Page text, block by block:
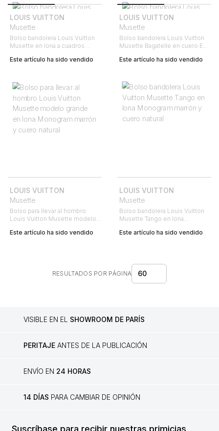
LOUIS VUITTON
Musette
Bolso bandolera Louis Vuitton
Musette en lona a cuadros
Este artículo ha sido vendido
LOUIS VUITTON
Musette
Bolso bandolera Louis Vuitton
Musette Bagatelle en cuero Epi
Este artículo ha sido vendido
LOUIS VUITTON
Musette
Bolso para llevar al hombro
Louis Vuitton Musette modelo
marrón y cuero natural
Este artículo ha sido vendido
LOUIS VUITTON
Musette
Bolso bandolera Louis Vuitton
Musette Tango en lona
natural
Este artículo ha sido vendido
RESULTADOS POR PÁGINA 60
VISIBLE EN EL SHOWROOM DE PARÍS
PERITAJE ANTES DE LA PUBLICACIÓN
ENVÍO EN 24 HORAS
14 DÍAS PARA CAMBIAR DE OPINIÓN
Suscríbase para recibir nuestras primicias